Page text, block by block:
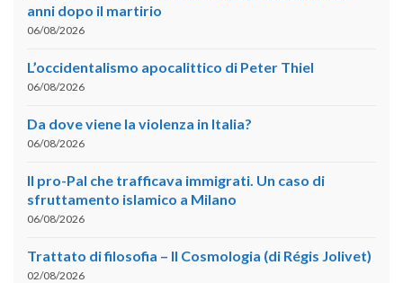
anni dopo il martirio
06/08/2026
L’occidentalismo apocalittico di Peter Thiel
06/08/2026
Da dove viene la violenza in Italia?
06/08/2026
Il pro-Pal che trafficava immigrati. Un caso di
sfruttamento islamico a Milano
06/08/2026
Trattato di filosofia – II Cosmologia (di Régis Jolivet)
02/08/2026